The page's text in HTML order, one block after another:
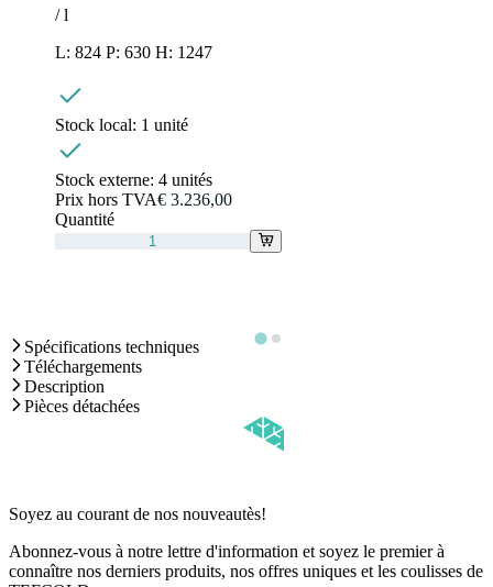
/l
L: 824 P: 630 H: 1247
Stock local: 1 unité
Stock externe: 4 unités
Prix hors TVA€ 3.236,00
Quantité
Spécifications techniques
Téléchargements
Description
Pièces détachées
Soyez au courant de nos nouveautès!
Abonnez-vous à notre lettre d'information et soyez le premier à
connaître nos derniers produits, nos offres uniques et les coulisses de